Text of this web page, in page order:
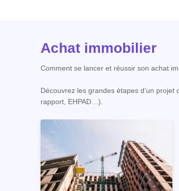
Achat immobilier
Comment se lancer et réussir son achat
Découvrez les grandes étapes d’un
rapport, EHPAD…).